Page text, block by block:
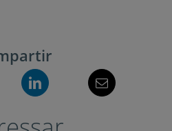
dels centres